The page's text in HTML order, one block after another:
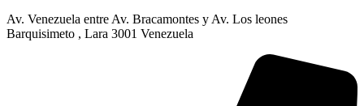
Av. Venezuela entre Av. Bracamontes y Av. Los leones
Barquisimeto , Lara 3001 Venezuela